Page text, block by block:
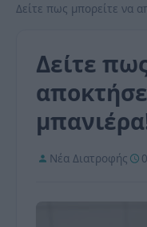
Δείτε πως μπορείτε να
Δείτε
Νέα Διατροφής